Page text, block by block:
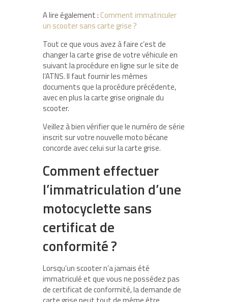
A lire également : Comment immatriculer
un scooter sans carte grise ?
Tout ce que vous avez à faire c’est de
changer la carte grise de votre véhicule en
suivant la procédure en ligne sur le site de
l’ATNS. Il faut fournir les mêmes
documents que la procédure précédente,
avec en plus la carte grise originale du
scooter.
Veillez à bien vérifier que le numéro de série
inscrit sur votre nouvelle moto bécane
concorde avec celui sur la carte grise.
Comment effectuer
l’immatriculation d’une
motocyclette sans
certificat de
conformité ?
Lorsqu’un scooter n’a jamais été
immatriculé et que vous ne possédez pas
de certificat de conformité, la demande de